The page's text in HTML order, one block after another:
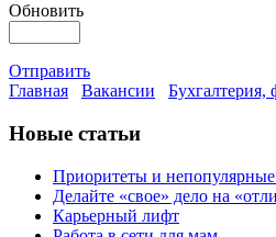
Обновить
Отправить
Главная
Вакансии Бухгалтерия,
Новые статьи
Приоритеты и
Делайте «свое» дело на
Карьерный лифт